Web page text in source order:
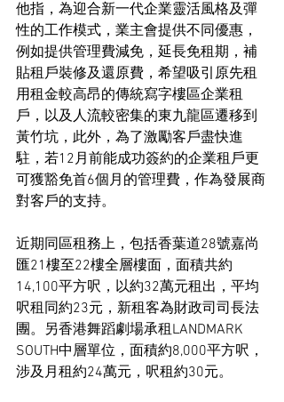
他指，為迎合新一代企業靈活風格及彈
性的工作模式，業主會提供不同優惠，
例如提供管理費減免，延長免租期，補
貼租戶裝修及還原費，希望吸引原先租
用租金較高昂的傳統寫字樓區企業租
戶，以及人流較密集的東九龍區遷移到
黃竹坑，此外，為了激勵客戶盡快進
駐，若12月前能成功簽約的企業租戶更
可獲豁免首6個月的管理費，作為發展商
對客戶的支持。
近期同區租務上，包括香葉道28號嘉尚
匯21樓至22樓全層樓面，面積共約
14,100平方呎，以約32萬元租出，平均
呎租同約23元，新租客為財政司司長法
團。另香港舞蹈劇場承租LANDMARK
SOUTH中層單位，面積約8,000平方呎，
涉及月租約24萬元，呎租約30元。